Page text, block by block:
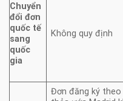
Chuyển
đổi đơn
quốc tế
sang
quốc
gia
Không quy định
Đơn đăng ký theo